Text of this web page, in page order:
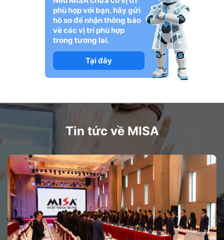
phù hợp với bạn, hãy gửi
hồ sơ để nhận thông báo
về các vị trí phù hợp
trong tương lai.
Tại đây
Tin tức về MISA